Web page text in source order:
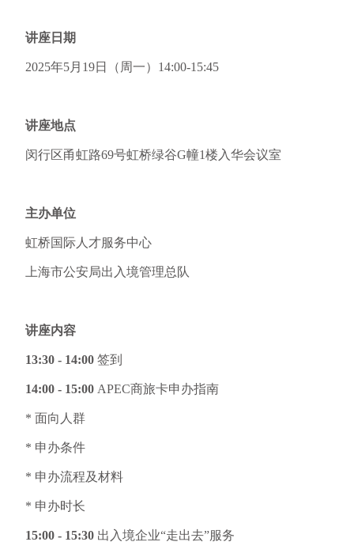
讲座日期
2025年5月19日（周一）14:00-15:45
讲座地点
闵行区甬虹路69号虹桥绿谷G幢1楼入华会议室
主办单位
虹桥国际人才服务中心
上海市公安局出入境管理总队
讲座内容
13:30 - 14:00 签到
14:00 - 15:00 APEC商旅卡申办指南
* 面向人群
* 申办条件
* 申办流程及材料
* 申办时长
15:00 - 15:30 出入境企业“走出去”服务